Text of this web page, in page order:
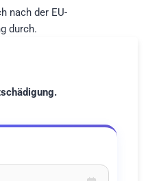
nach der EU-
durch.